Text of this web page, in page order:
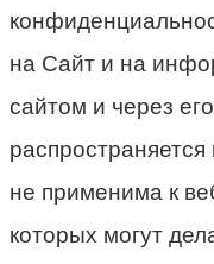
на Сайт и на
сайтом и через
не применима к
которых могут